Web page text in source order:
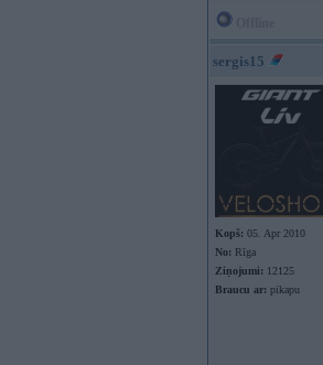
sergis15
Kopš: 05. Apr 2010
No: Rīga
Ziņojumi: 12125
Braucu ar: pikapu